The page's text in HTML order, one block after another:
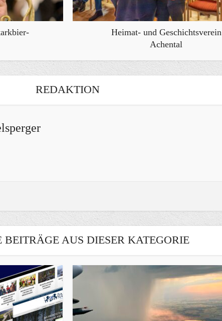
Heimat- und Geschichtsverein
Achental
REDAKTION
AUS DIESER KATEGORIE